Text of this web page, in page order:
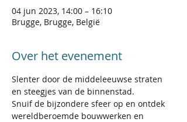
04 jun 2023, 14:00 – 16:10
Brugge, Brugge, België
Over het evenement
Slenter door de middeleeuwse straten
en steegjes van de binnenstad.
Snuif de bijzondere sfeer op en ontdek
wereldberoemde bouwwerken en